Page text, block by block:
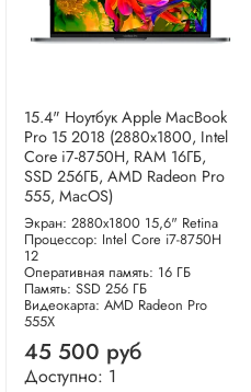
15.4" Ноутбук Apple MacBook
Pro 15 2018 (2880x1800, Intel
Core i7-8750H, RAM 16ГБ,
SSD 256ГБ, AMD Radeon Pro
555, MacOS)
Экран: 2880x1800 15,6" Retina
Процессор: Intel Core i7-8750H
12
Оперативная память: 16 ГБ
Память: SSD 256 ГБ
Видеокарта: AMD Radeon Pro
555X
45 500 руб
Доступно: 1